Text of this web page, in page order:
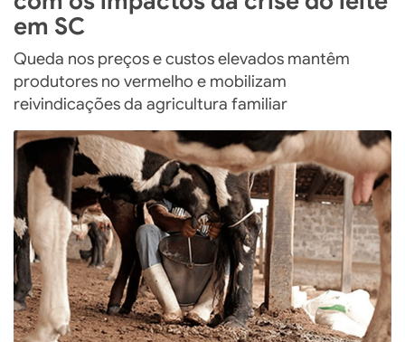
em SC
Queda nos preços e custos elevados mantêm
produtores no vermelho e mobilizam
reivindicações da agricultura familiar